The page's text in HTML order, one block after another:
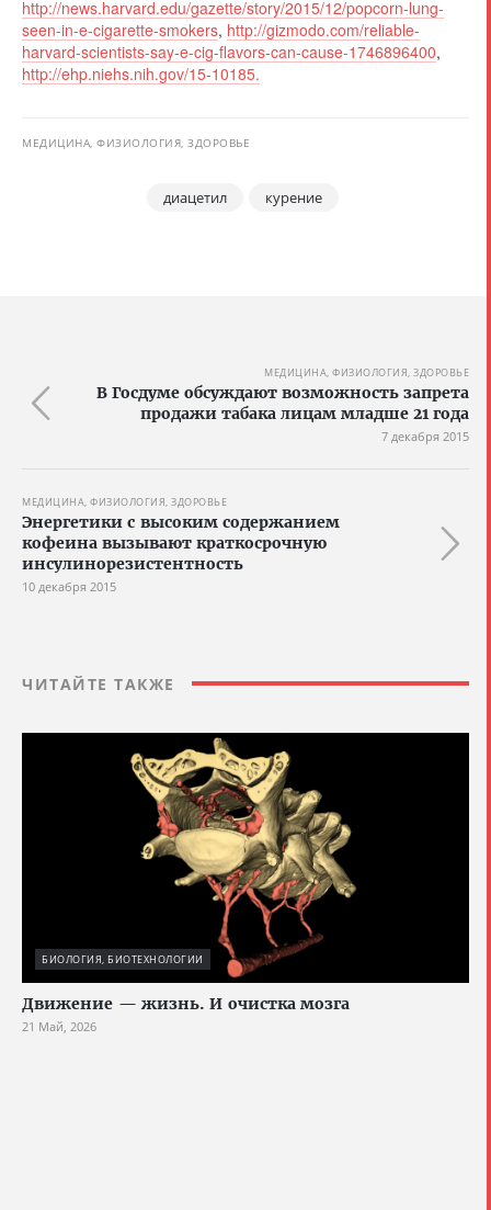
http://news.harvard.edu/gazette/story/2015/12/popcorn-lung-
seen-in-e-cigarette-smokers, http://gizmodo.com/reliable-
harvard-scientists-say-e-cig-flavors-can-cause-1746896400,
http://ehp.niehs.nih.gov/15-10185.
МЕДИЦИНА, ФИЗИОЛОГИЯ, ЗДОРОВЬЕ
диацетил курение
МЕДИЦИНА, ФИЗИОЛОГИЯ, ЗДОРОВЬЕ
В Госдуме обсуждают возможность запрета
продажи табака лицам младше 21 года
7 декабря 2015
МЕДИЦИНА, ФИЗИОЛОГИЯ, ЗДОРОВЬЕ
Энергетики с высоким содержанием
кофеина вызывают краткосрочную
инсулинорезистентность
10 декабря 2015
ЧИТАЙТЕ ТАКЖЕ
БИОЛОГИЯ, БИОТЕХНОЛОГИИ
Движение — жизнь. И очистка мозга
21 Май, 2026